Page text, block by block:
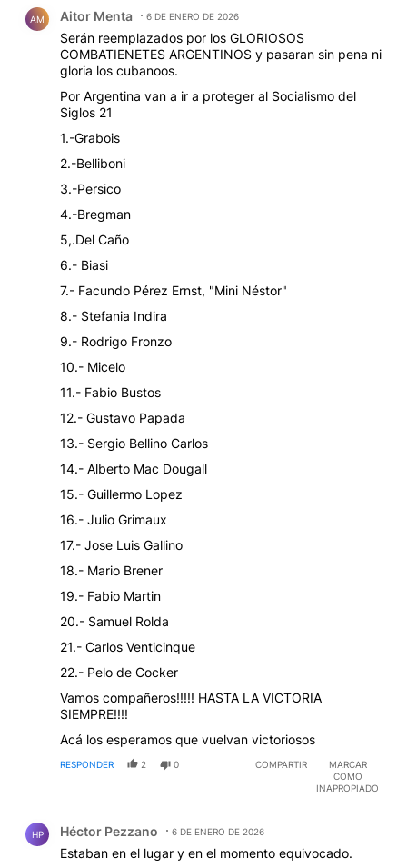
AM Aitor Menta 6 DE ENERO DE 2026
Serán reemplazados por los GLORIOSOS
COMBATIENETES ARGENTINOS y pasaran sin pena ni
gloria los cubanoos.
Por Argentina van a ir a proteger al Socialismo del
Siglos 21
1.-Grabois
2.-Belliboni
3.-Persico
4.-Bregman
5,.Del Caño
6.- Biasi
7.- Facundo Pérez Ernst, "Mini Néstor"
8.- Stefania Indira
9.- Rodrigo Fronzo
10.- Micelo
11.- Fabio Bustos
12.- Gustavo Papada
13.- Sergio Bellino Carlos
14.- Alberto Mac Dougall
15.- Guillermo Lopez
16.- Julio Grimaux
17.- Jose Luis Gallino
18.- Mario Brener
19.- Fabio Martin
20.- Samuel Rolda
21.- Carlos Venticinque
22.- Pelo de Cocker
Vamos compañeros!!!!! HASTA LA VICTORIA
SIEMPRE!!!!
Acá los esperamos que vuelvan victoriosos
RESPONDER 2 0 COMPARTIR
MARCAR
COMO
INAPROPIADO
HP Héctor Pezzano 6 DE ENERO DE 2026
Estaban en el lugar y en el momento equivocado.